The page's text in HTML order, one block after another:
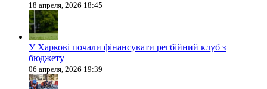
18 апреля, 2026 18:45
У Харкові почали фінансувати регбійний клуб з
бюджету
06 апреля, 2026 19:39